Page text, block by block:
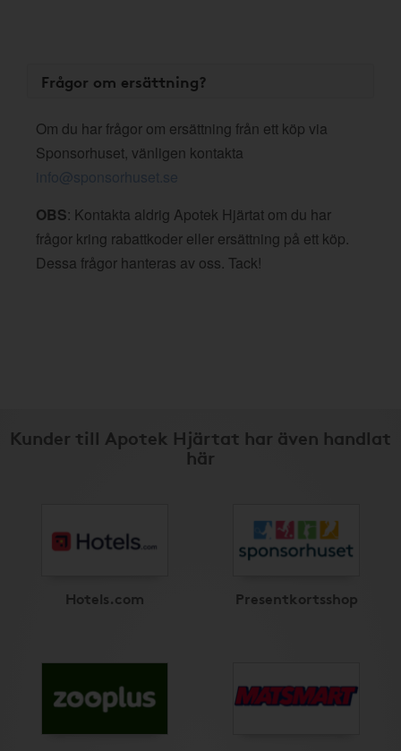
Frågor om ersättning?
Om du har frågor om ersättning från ett köp via
Sponsorhuset, vänligen kontakta
info@sponsorhuset.se
OBS: Kontakta aldrig Apotek Hjärtat om du har
frågor kring rabattkoder eller ersättning på ett köp.
Dessa frågor hanteras av oss. Tack!
Kunder till Apotek Hjärtat har även handlat
här
Hotels.com Presentkortsshop